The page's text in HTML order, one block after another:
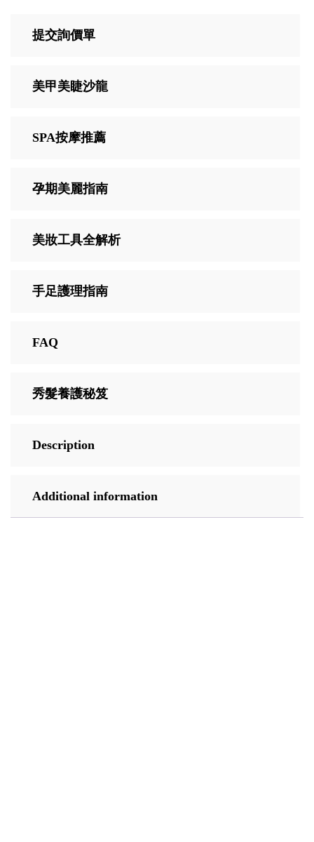
提交詢價單
美甲美睫沙龍
SPA按摩推薦
孕期美麗指南
美妝工具全解析
手足護理指南
FAQ
秀髮養護秘笈
Description
Additional information